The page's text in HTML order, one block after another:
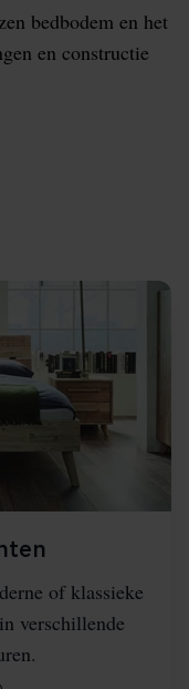
bedbodem en het
en constructie
of klassieke
verschillende